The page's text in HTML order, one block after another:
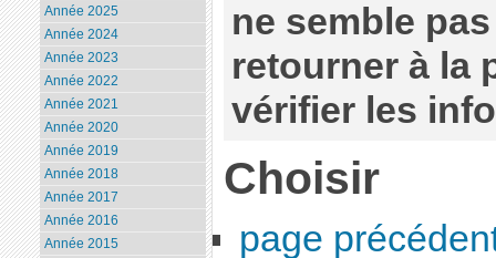
ne semble
retourner à la
vérifier les
Choisir
page
Année 2025
Année 2024
Année 2023
Année 2022
Année 2021
Année 2020
Année 2019
Année 2018
Année 2017
Année 2016
Année 2015